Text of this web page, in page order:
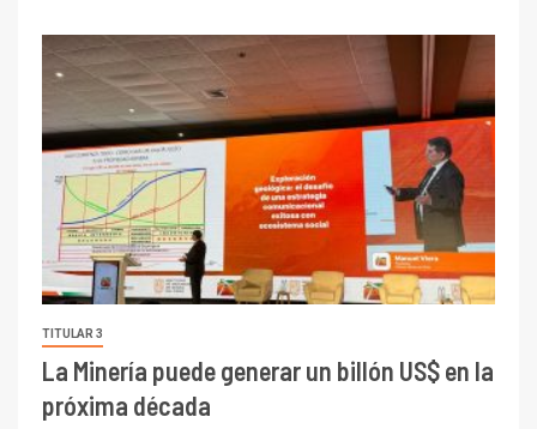
TITULAR 3
La Minería puede generar un billón US$ en la
próxima década